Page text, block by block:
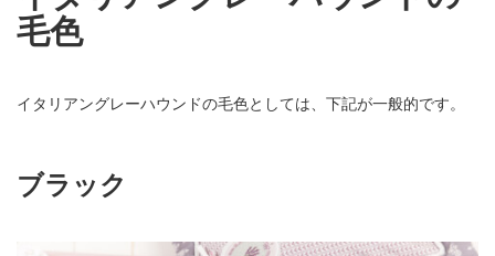
毛色
イタリアングレーハウンドの毛色としては、下記が一般的です。
ブラック